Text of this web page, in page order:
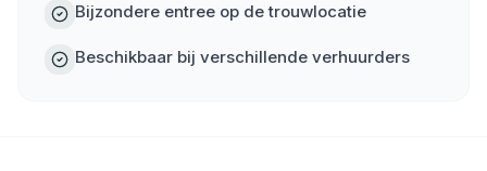
Bijzondere entree op de trouwlocatie
Beschikbaar bij verschillende verhuurders